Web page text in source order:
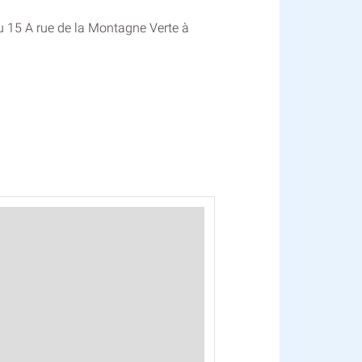
A rue de la Montagne Verte à